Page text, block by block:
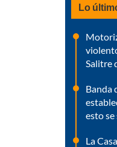
Lo
Salitre
Banda
esto se
La